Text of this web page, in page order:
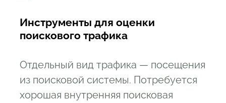
Инструменты для оценки
поискового трафика
Отдельный вид трафика — посещения
из поисковой системы. Потребуется
хорошая внутренняя поисковая